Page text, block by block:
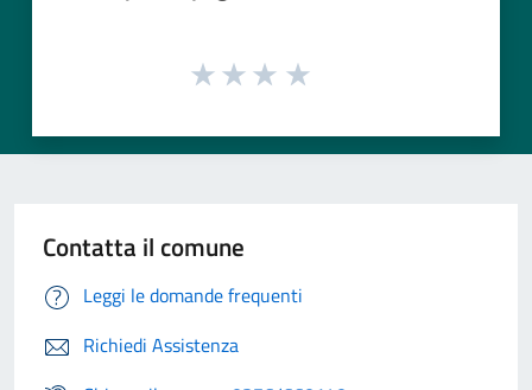
Contatta il comune
Leggi le domande frequenti
Richiedi Assistenza